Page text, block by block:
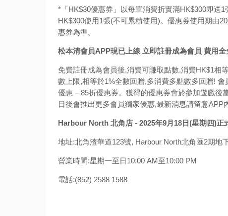
*「HK$30優惠券」以每單消費折實滿HK$300即送
HK$300使用1張(不可累積使用)。優惠券使用期由
惠券為準。
松本清會員APP現已上線 立即註冊成為會員 費用全
免費註冊成為會員後,消費可賺取點數,消費HK$1相
數上限,相等於1%全數回贈,多消費多點數多回贈!
優惠 – 85折優惠券。獲得的優惠券會於參加遊戲後
日後會推出更多會員獨家優惠,最新消息請留意APP
Harbour North 北角店 - 2025年9月18日(星期四)正
地址:北角渣華道123號, Harbour North北角匯2期地
營業時間:星期一至日10:00 AM至10:00 PM
電話:(852) 2588 1588